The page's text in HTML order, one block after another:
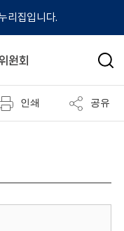
리집입니다.
검
인쇄 공유